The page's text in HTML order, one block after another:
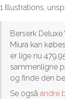
1 Illustrations,
Berserk
Miura kan
er lige nu
sammenligne
og finde den
Se også andre